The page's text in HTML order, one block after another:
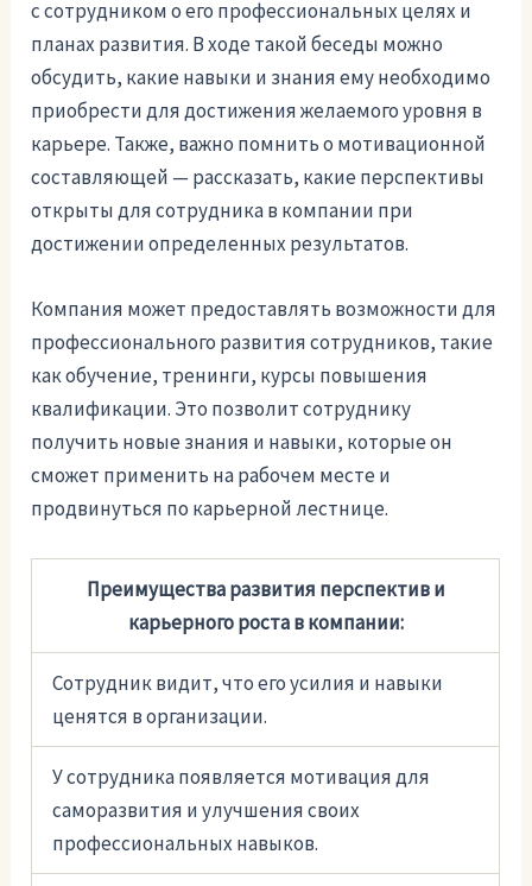
с сотрудником о его профессиональных целях и
планах развития. В ходе такой беседы можно
обсудить, какие навыки и знания ему необходимо
приобрести для достижения желаемого уровня в
карьере. Также, важно помнить о мотивационной
составляющей — рассказать, какие перспективы
открыты для сотрудника в компании при
достижении определенных результатов.
Компания может предоставлять возможности для
профессионального развития сотрудников, такие
как обучение, тренинги, курсы повышения
квалификации. Это позволит сотруднику
получить новые знания и навыки, которые он
сможет применить на рабочем месте и
продвинуться по карьерной лестнице.
Преимущества развития перспектив и
карьерного роста в компании:
Сотрудник видит, что его усилия и навыки
ценятся в организации.
У сотрудника появляется мотивация для
саморазвития и улучшения своих
профессиональных навыков.